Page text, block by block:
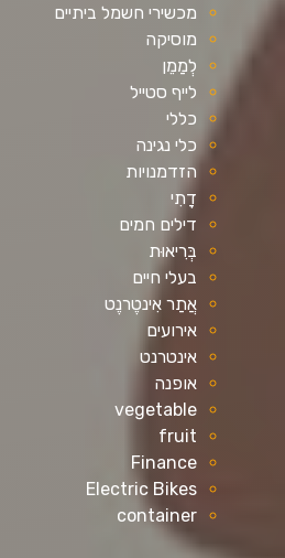
מכשירי חשמל ביתיים
מוסיקה
לְמַמֵן
לייף סטייל
כללי
כלי נגינה
הזדמנויות
דָתִי
דילים חמים
בְּרִיאוּת
בעלי חיים
אֲתַר אִינטֶרנֶט
אירועים
אינטרנט
אופנה
vegetable
fruit
Finance
Electric Bikes
container